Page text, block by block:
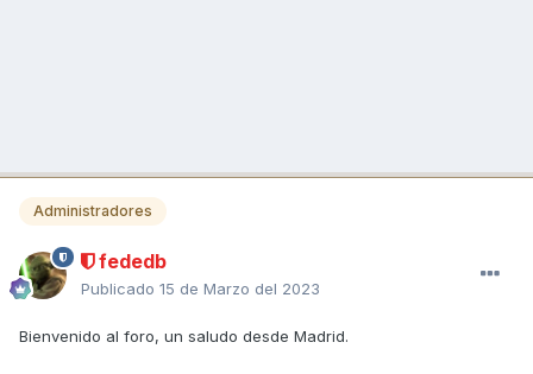
Administradores
fededb
Publicado 15 de Marzo del 2023
Bienvenido al foro, un saludo desde Madrid.